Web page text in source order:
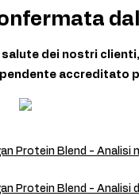
salute dei nostri
accreditato
Protein Blend - Analisi
Protein Blend -